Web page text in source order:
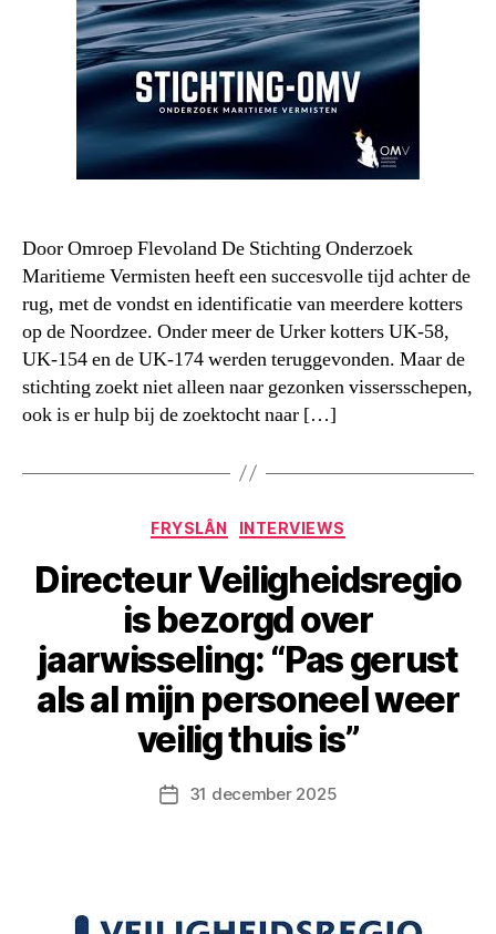
Door Omroep Flevoland De Stichting Onderzoek
Maritieme Vermisten heeft een succesvolle tijd achter de
rug, met de vondst en identificatie van meerdere kotters
op de Noordzee. Onder meer de Urker kotters UK-58,
UK-154 en de UK-174 werden teruggevonden. Maar de
stichting zoekt niet alleen naar gezonken vissersschepen,
ook is er hulp bij de zoektocht naar […]
Categorieën
FRYSLÂN INTERVIEWS
Directeur Veiligheidsregio
is bezorgd over
jaarwisseling: “Pas gerust
als al mijn personeel weer
veilig thuis is”
Berichtdatum
31 december 2025